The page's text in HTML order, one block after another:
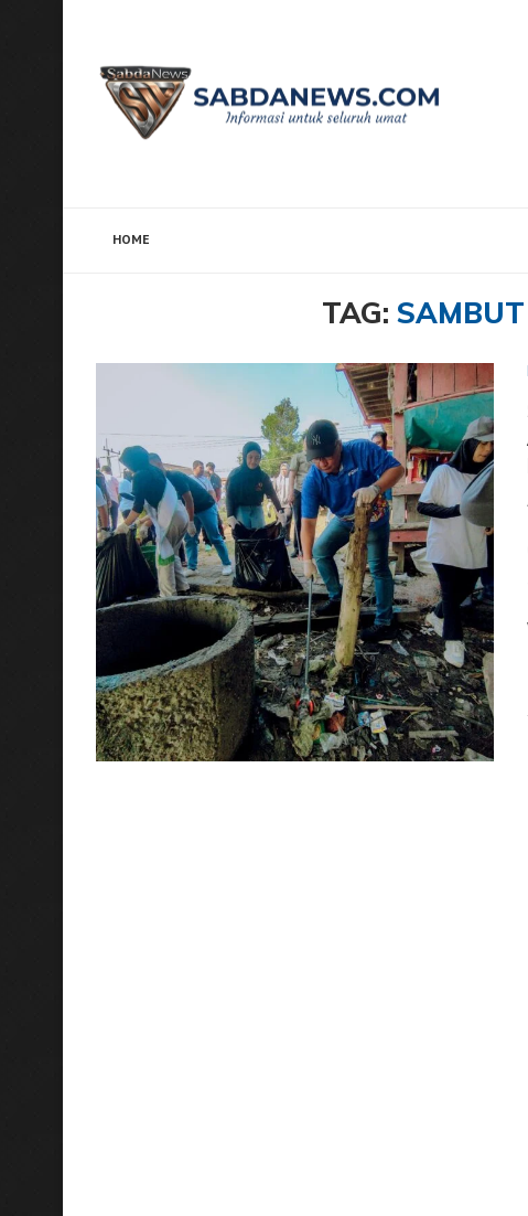
HOME
TAG: